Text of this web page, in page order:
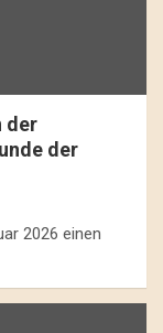
der
der
2026 einen